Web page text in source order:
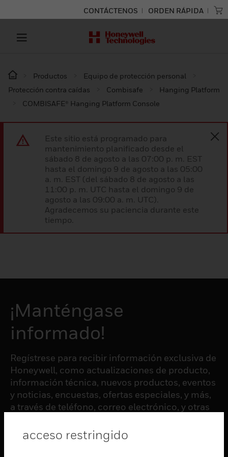
CONTÁCTENOS ORDEN RÁPIDA
Productos
Equipo de protección personal
Protección contra caídas
Combisafe
Hanging Platform
COMBISAFE® Hanging Platform Console
Este sitio está programado para
mantenimiento planificado desde el
sábado 8 de agosto a las 07:00 p. m. EST
hasta el domingo 9 de agosto a las 05:00
a. m. EST (del sábado 8 de agosto a las
11:00 p. m. UTC hasta el domingo 9 de
agosto a las 09:00 a. m. UTC).
Agradecemos su paciencia durante este
tiempo.
¡Manténgase
informado!
Regístrese para recibir información exclusiva de
Honeywell, como actualizaciones de producto,
información técnica, nuevos productos, eventos
y noticias, encuestas, ofertas especiales, y más,
a través de teléfono, correo electrónico, y otras
acceso restringido